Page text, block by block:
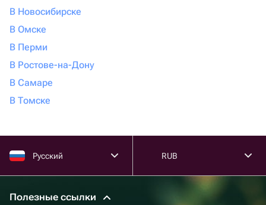
В Новосибирске
В Омске
В Перми
В Ростове-на-Дону
В Самаре
В Томске
Русский RUB
Полезные ссылки